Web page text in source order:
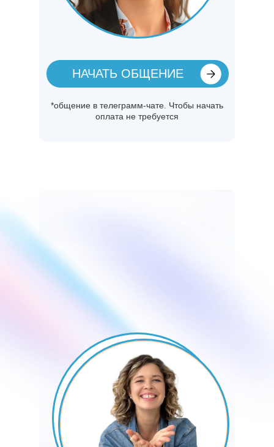
*общение в телеграмм-чате. Чтобы начать
оплата не требуется
НАЧАТЬ ОБЩЕНИЕ